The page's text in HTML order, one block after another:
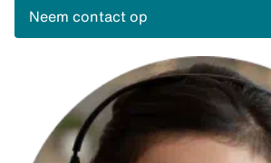
Neem contact op